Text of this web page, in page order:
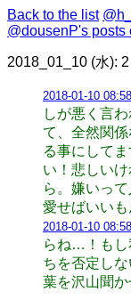
Back to the list
@dousenP's posts
2018_01_10 (水):
2018-01-10
しが悪く言
て、全然関
る事にして
い！悲しい
ら。嫌いっ
愛せばいいも
2018-01-10
らね…！もし
ちを否定し
葉を沢山聞